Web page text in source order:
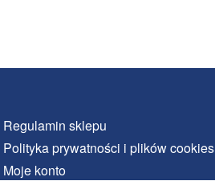
Regulamin sklepu
Polityka prywatności i plików cookies
Moje konto